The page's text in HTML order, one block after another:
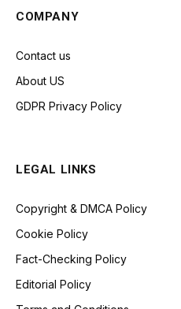
COMPANY
Contact us
About US
GDPR Privacy Policy
LEGAL LINKS
Copyright & DMCA Policy
Cookie Policy
Fact-Checking Policy
Editorial Policy